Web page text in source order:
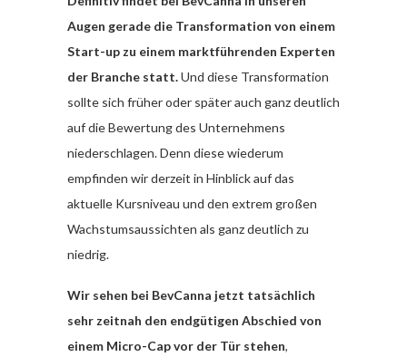
Augen gerade die Transformation von einem
Start-up zu einem marktführenden Experten
der Branche statt.Und diese Transformation
sollte sich früher oder später auch ganz deutlich
auf die Bewertung des Unternehmens
niederschlagen. Denn diese wiederum
empfinden wir derzeit in Hinblick auf das
aktuelle Kursniveau und den extrem großen
Wachstumsaussichten als ganz deutlich zu
niedrig.
Wir sehen bei BevCanna jetzt tatsächlich
sehr zeitnah den endgütigen Abschied von
einem Micro-Cap vor der Tür stehen,